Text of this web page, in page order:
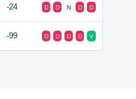
-24 D D N D D
-99 D D D D V